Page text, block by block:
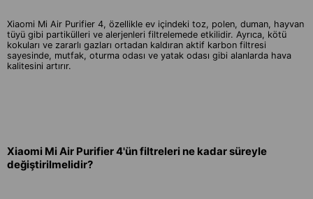
Xiaomi Mi Air Purifier 4, özellikle ev içindeki toz, polen, duman, hayvan
tüyü gibi partikülleri ve alerjenleri filtrelemede etkilidir. Ayrıca, kötü
kokuları ve zararlı gazları ortadan kaldıran aktif karbon filtresi
sayesinde, mutfak, oturma odası ve yatak odası gibi alanlarda hava
kalitesini artırır.
Xiaomi Mi Air Purifier 4'ün filtreleri ne kadar süreyle
değiştirilmelidir?